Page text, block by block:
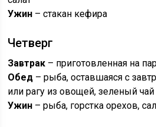
Ужин – стакан кефира
Четверг
Завтрак – приготовленная на
Обед – рыба, оставшаяся с
или рагу из овощей, зеленый чай
Ужин – рыба, горстка орехов,